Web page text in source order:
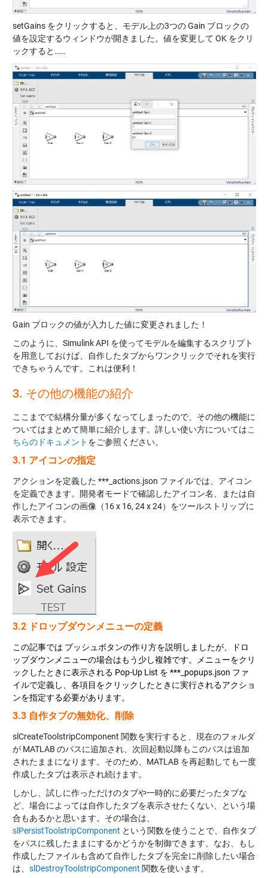
setGains をクリックすると、モデル上の3つの Gain ブロックの
値を設定するウィンドウが開きました。値を変更して OK をクリ
ックすると……
Gain ブロックの値が入力した値に変更されました！
このように、Simulink API を使ってモデルを編集するスクリプト
を用意しておけば、自作したタブからワンクリックでそれを実行
できちゃうんです。これは便利！
3. その他の機能の紹介
ここまでで結構分量が多くなってしまったので、その他の機能に
ついてはまとめて簡単に紹介します。詳しい使い方についてはこ
ちらのドキュメント をご参照ください。
3.1 アイコンの指定
アクションを定義した ***_actions.json ファイルでは、アイコン
を定義できます。開発者モードで確認したアイコン名、または自
作したアイコンの画像（16 x 16, 24 x 24）をツールストリップに
表示できます。
3.2 ドロップダウンメニューの定義
この記事では プッシュボタンの作り方を説明しましたが、ドロ
ップダウンメニューの場合はもう少し複雑です。メニューをクリ
ックしたときに表示される Pop-Up List を ***_popups.json ファ
イルで定義し、各項目をクリックしたときに実行されるアクショ
ンを指定する必要があります。
3.3 自作タブの無効化、削除
slCreateToolstripComponent 関数を実行すると、現在のフォルダ
が MATLAB のパスに追加され、次回起動以降もこのパスは追加
されたままになります。そのため、MATLAB を再起動しても一度
作成したタブは表示され続けます。
しかし、試しに作っただけのタブや一時的に必要だったタブな
ど、場合によっては自作したタブを表示させたくない、という場
合もあるかと思います。その場合は、
slPersistToolstripComponent という関数を使うことで、自作タブ
をパスに残したままにするかどうかを制御できます。なお、もし
作成したファイルも含めて自作したタブを完全に削除したい場合
は、 slDestroyToolstripComponent 関数を使います。